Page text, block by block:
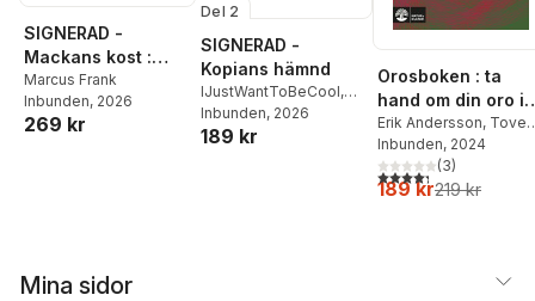
SIGNERAD -
Mackans kost :
Middagar och
matlådor
Marcus Frank
Inbunden, 2026
269 kr
Del 2
SIGNERAD -
Kopians hämnd
IJustWantToBeCool,
Joel Adolphson
Ejdemo Beer
Inbunden, 2026
189 kr
Orosboken : ta
hand om din oro i
fem steg
Erik Andersson, Tove
Wahlund
Inbunden, 2024
4,3utav 5 stjärnor.
(3)
189 kr219 kr
Mina sidor